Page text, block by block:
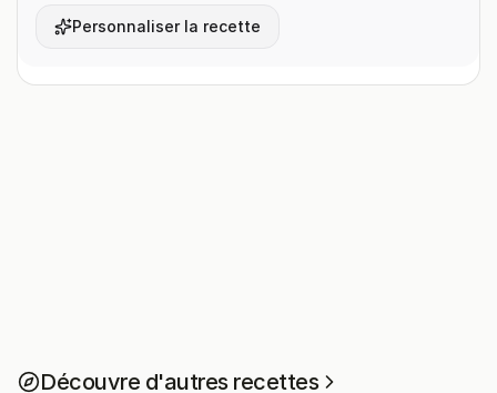
Personnaliser la recette
Découvre d'autres recettes